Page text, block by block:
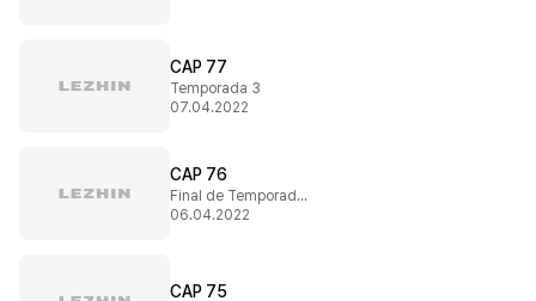
CAP 77
Temporada 3
07.04.2022
CAP 76
Final de Temporada 2
06.04.2022
CAP 75